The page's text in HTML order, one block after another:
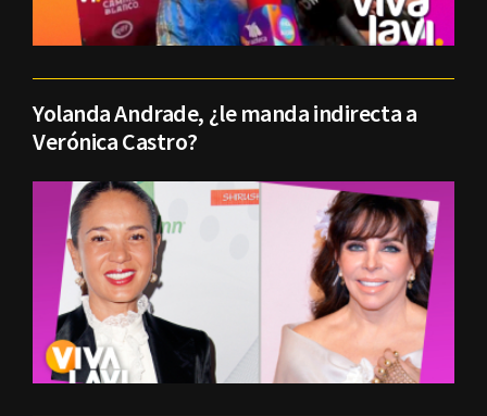
Yolanda Andrade, ¿le manda indirecta a
Verónica Castro?